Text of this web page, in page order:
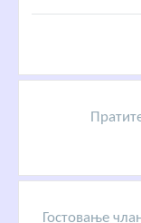
Гостовање